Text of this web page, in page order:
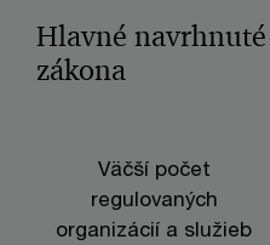
Hlavné
zákona
Väčší počet
regulovaných
organizácií a služieb